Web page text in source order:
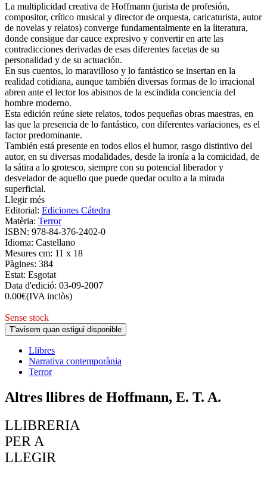
La multiplicidad creativa de Hoffmann (jurista de profesión,
compositor, crítico musical y director de orquesta, caricaturista, autor
de novelas y relatos) converge fundamentalmente en la literatura,
donde consigue dar cauce expresivo y convertir en arte las
contradicciones derivadas de esas diferentes facetas de su
personalidad y de su actuación.
En sus cuentos, lo maravilloso y lo fantástico se insertan en la
realidad cotidiana, aunque también diversas formas de lo irracional
abren ante el lector los abismos de la escindida conciencia del
hombre moderno.
Esta edición reúne siete relatos, todos pequeñas obras maestras, en
las que la presencia de lo fantástico, con diferentes variaciones, es el
factor predominante.
También está presente en todos ellos el humor, rasgo distintivo del
autor, en su diversas modalidades, desde la ironía a la comicidad, de
la sátira a lo grotesco, siempre con su potencial liberador y
desvelador de aquello que puede quedar oculto a la mirada
superficial.
Llegir més
Editorial: Ediciones Cátedra
Matèria: Terror
ISBN: 978-84-376-2402-0
Idioma: Castellano
Mesures cm: 11 x 18
Pàgines: 384
Estat: Esgotat
Data d'edició: 03-09-2007
0.00€(IVA inclòs)
Sense stock
T'avisem quan estigui disponible
Llibres
Narrativa contemporània
Terror
Altres llibres de Hoffmann, E. T. A.
LLIBRERIA
PER A
LLEGIR